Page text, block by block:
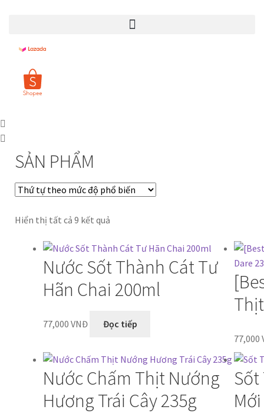
SẢN PHẨM
Hiển thị tất cả 9 kết quả
Nước Sốt Thành Cát Tư
Hãn Chai 200ml
77,000 VNĐ Đọc tiếp
77,000
Nước Chấm Thịt Nướng
Hương Trái Cây 235g